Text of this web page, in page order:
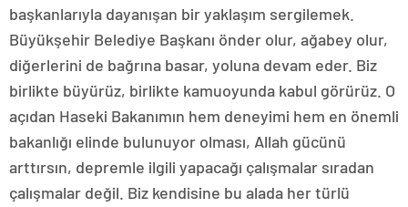
başkanlarıyla dayanışan bir yaklaşım sergilemek.
Büyükşehir Belediye Başkanı önder olur, ağabey olur,
diğerlerini de bağrına basar, yoluna devam eder. Biz
birlikte büyürüz, birlikte kamuoyunda kabul görürüz. O
açıdan Haseki Bakanımın hem deneyimi hem en önemli
bakanlığı elinde bulunuyor olması, Allah gücünü
arttırsın, depremle ilgili yapacağı çalışmalar sıradan
çalışmalar değil. Biz kendisine bu alada her türlü